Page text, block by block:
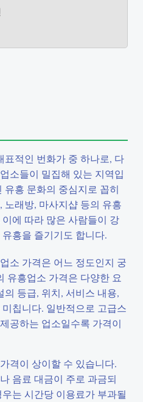
표적인 번화가 중 하나로, 다
소들이 밀집해 있는 지역입
유흥 문화의 중심지로 꼽히
노래방, 마사지샵 등의 유흥
에 따라 많은 사람들이 강
흥을 즐기기도 합니다.
소 가격은 어느 정도인지 궁
유흥업소 가격은 다양한 요
등급, 위치, 서비스 내용,
칩니다. 일반적으로 고급스
공하는 업소일수록 가격이
격이 상이할 수 있습니다.
음료 대금이 주로 과금되
는 시간당 이용료가 부과될